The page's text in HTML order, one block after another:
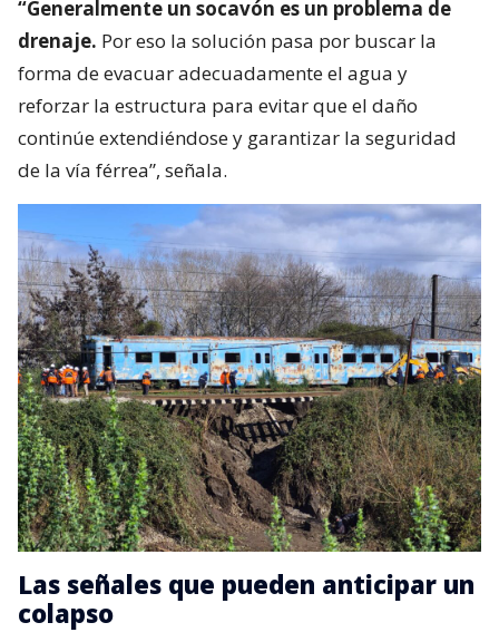
“Generalmente un socavón es un problema de
drenaje. Por eso la solución pasa por buscar la
forma de evacuar adecuadamente el agua y
reforzar la estructura para evitar que el daño
continúe extendiéndose y garantizar la seguridad
de la vía férrea”, señala.
Las señales que pueden anticipar un
colapso